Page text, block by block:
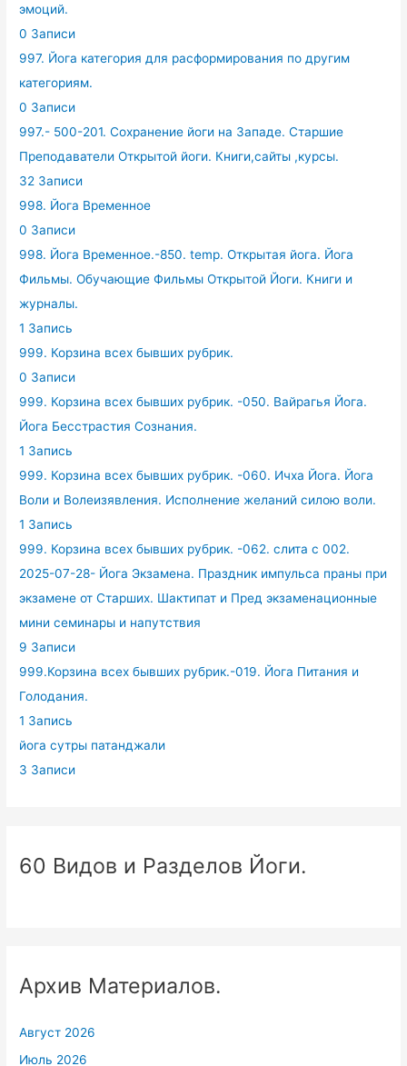
эмоций.
0 Записи
997. Йога категория для расформирования по другим
категориям.
0 Записи
997.- 500-201. Сохранение йоги на Западе. Старшие
Преподаватели Открытой йоги. Книги,сайты ,курсы.
32 Записи
998. Йога Временное
0 Записи
998. Йога Временное.-850. temp. Открытая йога. Йога
Фильмы. Обучающие Фильмы Открытой Йоги. Книги и
журналы.
1 Запись
999. Корзина всех бывших рубрик.
0 Записи
999. Корзина всех бывших рубрик. -050. Вайрагья Йога.
Йога Бесстрастия Сознания.
1 Запись
999. Корзина всех бывших рубрик. -060. Ичха Йога. Йога
Воли и Волеизявления. Исполнение желаний силою воли.
1 Запись
999. Корзина всех бывших рубрик. -062. слита с 002.
2025-07-28- Йога Экзамена. Праздник импульса праны при
экзамене от Старших. Шактипат и Пред экзаменационные
мини семинары и напутствия
9 Записи
999.Корзина всех бывших рубрик.-019. Йога Питания и
Голодания.
1 Запись
йога сутры патанджали
3 Записи
60 Видов и Разделов Йоги.
Архив Материалов.
Август 2026
Июль 2026